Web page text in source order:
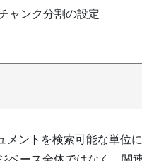
ントを検索可能な単位